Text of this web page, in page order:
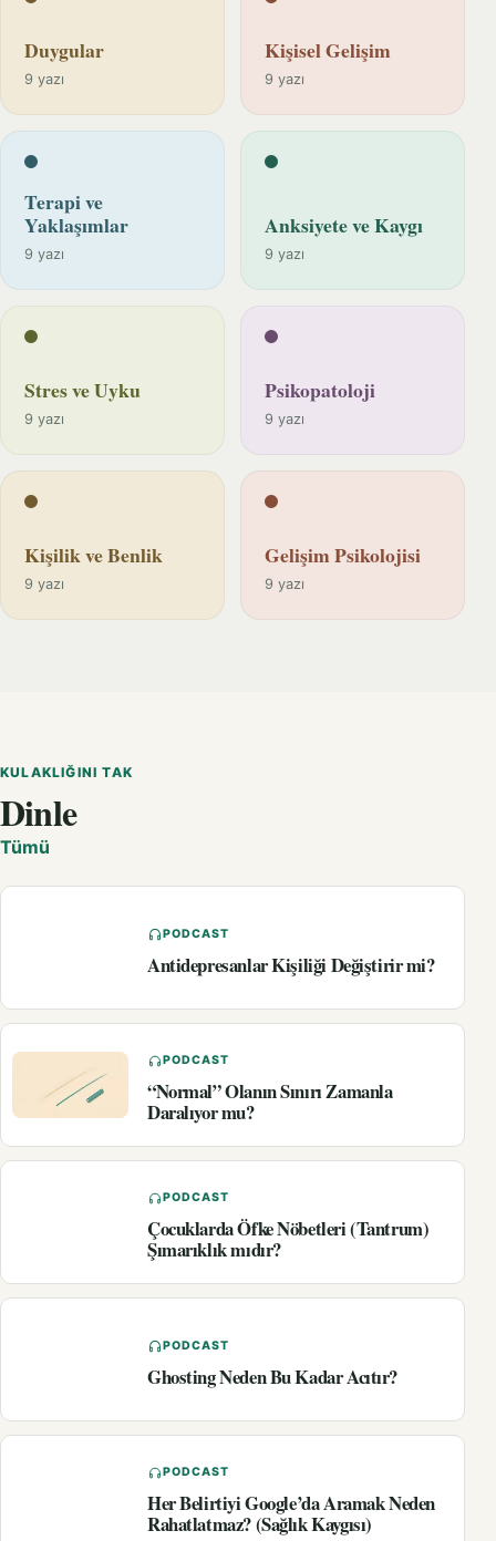
Duygular
9 yazı
Kişisel Gelişim
9 yazı
Terapi ve
Yaklaşımlar
9 yazı
Anksiyete ve Kaygı
9 yazı
Stres ve Uyku
9 yazı
Psikopatoloji
9 yazı
Kişilik ve Benlik
9 yazı
Gelişim Psikolojisi
9 yazı
KULAKLIĞINI TAK
Dinle
Tümü
PODCAST
Antidepresanlar Kişiliği Değiştirir mi?
PODCAST
“Normal” Olanın Sınırı Zamanla
Daralıyor mu?
PODCAST
Çocuklarda Öfke Nöbetleri (Tantrum)
Şımarıklık mıdır?
PODCAST
Ghosting Neden Bu Kadar Acıtır?
PODCAST
Her Belirtiyi Google’da Aramak Neden
Rahatlatmaz? (Sağlık Kaygısı)